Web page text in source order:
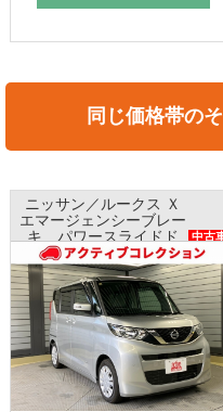
同じ価格帯の
ニッサン／ルークス Ｘ
エマージェンシーブレー
キ パワースライドド
ア ナビ 全方位モニタ
ー AAC
中古